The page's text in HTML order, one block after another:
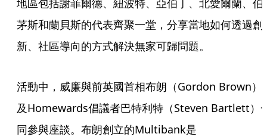
地區包括謝菲爾德、紐波特、亞伯丁、北愛爾蘭、伯
茅斯和蘭貝斯的代表齊聚一堂，分享當地如何透過創
新、社區導向的方式解決無家可歸問題。
活動中，威廉與前英國首相布朗（Gordon Brown）
及Homewards倡議者巴特利特（Steven Bartlett）
同參與座談。布朗創立的Multibank是